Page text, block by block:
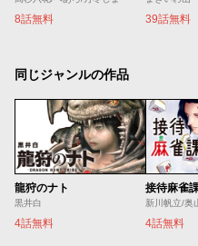
8話無料 39話無料
同じジャンルの作品
龍狩のナト
黒井白
4話無料
接待麻雀
新川帆立/奥
4話無料